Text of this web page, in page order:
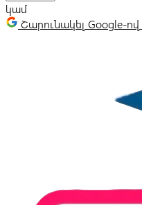
կամ
Շարունակել Google-ով